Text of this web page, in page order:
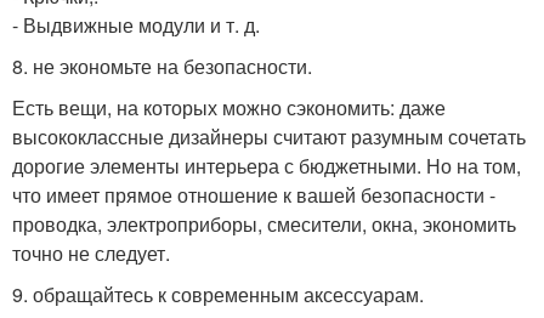
- Выдвижные модули и т. д.
8. не экономьте на безопасности.
Есть вещи, на которых можно сэкономить: даже
высококлассные дизайнеры считают разумным сочетать
дорогие элементы интерьера с бюджетными. Но на том,
что имеет прямое отношение к вашей безопасности -
проводка, электроприборы, смесители, окна, экономить
точно не следует.
9. обращайтесь к современным аксессуарам.